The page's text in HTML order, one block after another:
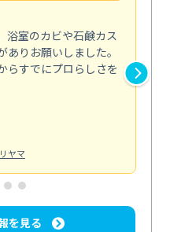
浴室のカビや石鹸カス
りお願いしました。
らすでにプロらしさを
ヤマ
を見る